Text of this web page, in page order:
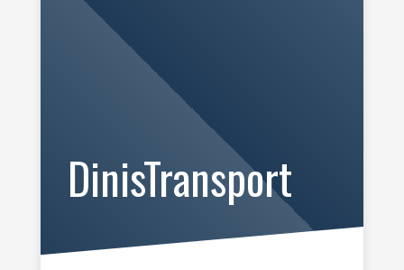
DinisTransport